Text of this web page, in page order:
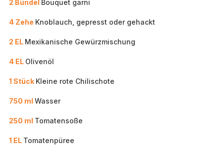
2 Bündel Bouquet garni
4 Zehe Knoblauch, gepresst oder gehackt
2 EL Mexikanische Gewürzmischung
4 EL Olivenöl
1 Stück Kleine rote Chilischote
750 ml Wasser
250 ml Tomatensoße
1 EL Tomatenpüree